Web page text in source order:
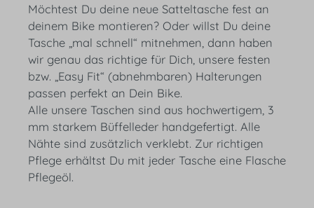
Möchtest Du deine neue Satteltasche fest an
deinem Bike montieren? Oder willst Du deine
Tasche „mal schnell“ mitnehmen, dann haben
wir genau das richtige für Dich, unsere festen
bzw. „Easy Fit“ (abnehmbaren) Halterungen
passen perfekt an Dein Bike.
Alle unsere Taschen sind aus hochwertigem, 3
mm starkem Büffelleder handgefertigt. Alle
Nähte sind zusätzlich verklebt. Zur richtigen
Pflege erhältst Du mit jeder Tasche eine Flasche
Pflegeöl.